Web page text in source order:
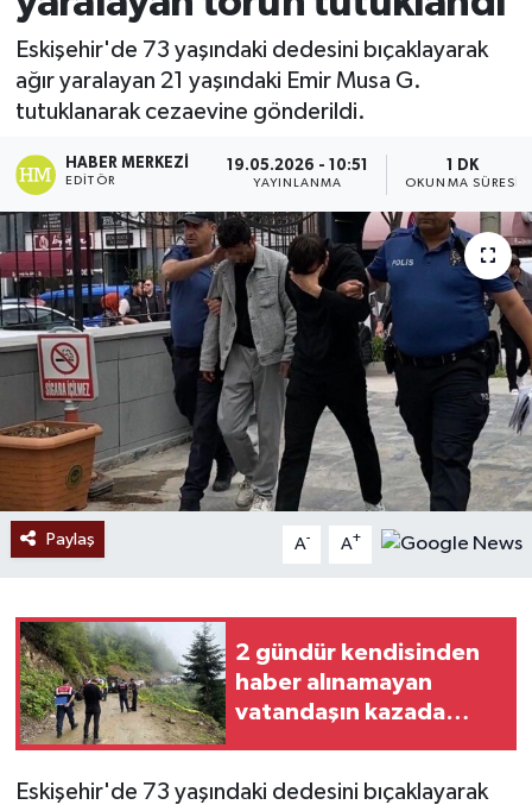
Eskişehir'de 73 yaşındaki dedesini bıçaklayarak
ağır yaralayan 21 yaşındaki Emir Musa G.
tutuklanarak cezaevine gönderildi.
HABER MERKEZI
EDITÖR
19.05.2026 - 10:51
YAYINLANMA
1 DK
OKUNMA SÜRESI
Paylaş A- A+
2 gündür kendisinden
haber alınamayan
vatandaşın kazada
Eskişehir'de 73 yaşındaki dedesini bıçaklayarak
Ekonomi
Sağlık
Tokat Haber